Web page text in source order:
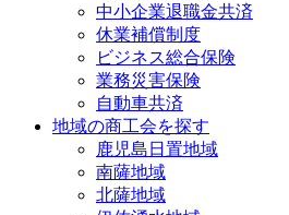
中小企業退職金共済
休業補償制度
ビジネス総合保険
業務災害保険
自動車共済
地域の商工会を探す
鹿児島日置地域
南薩地域
北薩地域